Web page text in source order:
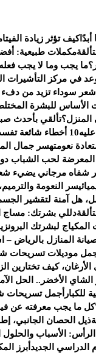
كيف تؤثر زيادة
مكملات طبيعية:
ما يجب وما لا يجب فعله
في مركز التأشيرات
سوداء تزيد من دفء
الأساس للبشرة
تألقي بأحدث
10 أخطاء شائعة تفسد روتين العناية بالبشرة
نعومتهسر جمال
لحب الشباب دون
شفاه مرجاني يضيء
سر النعومة
هل آمنة لتقشير
دللي بشرتك: مساج
لبشرتك
المنازل بالرياض –
موديلات تسريحات
الأرغان، كيف تختارين
الشاي الأخضر.. الحل
للكبار أجمل تسريحات
كل ما يجب معرفته عن
ذيل الحصان الجانبي،
الأسباب والحلول
الجديد أبرز